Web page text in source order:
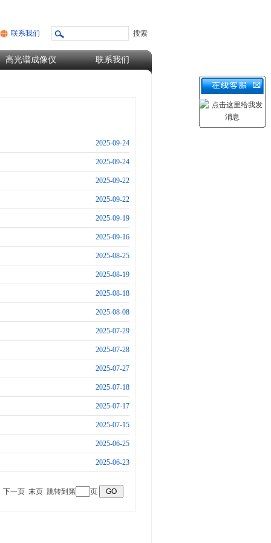
联系我们
高光谱成像仪 联系我们
2025-09-24
2025-09-24
2025-09-22
2025-09-22
2025-09-19
2025-09-16
2025-08-25
2025-08-19
2025-08-18
2025-08-08
2025-07-29
2025-07-28
2025-07-27
2025-07-18
2025-07-17
2025-07-15
2025-06-25
2025-06-23
下一页 末页 跳转到第 页